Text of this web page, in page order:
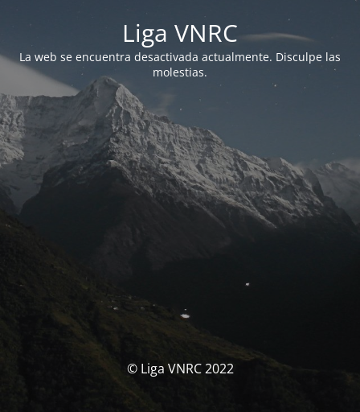
Liga VNRC
La web se encuentra desactivada actualmente. Disculpe las
molestias.
© Liga VNRC 2022